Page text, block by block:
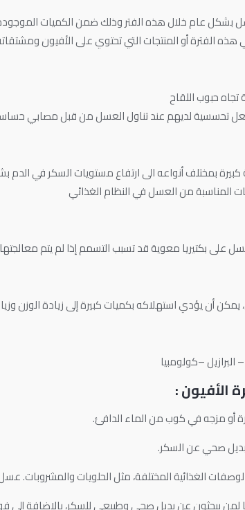
بشكل عام خلال هذه الفتر وذلك ضمن الكميات
الفترة أو المنتجات التي تحتوي على الأفيون
حبوب اللقاح
تحسسية لديهم عند تناول العسل من قبل مصابي
بمختلف أنواعه الى ارتفاع مستويات السكر في
المناسبة من العسل في النظام الغذائي
على بكتيريا معوية قد تسبب التسمم إذا لم يتم
أن يؤدي استهلاكه بكميات كبيرة إلى زيادة الوزن
–كولومبيا
الأفيون :
أو مزجه في كوب من الماء الدافئ.
صحي عن السكر.
الغذائية المختلفة، مثل الحلويات والمشروبات.
لمن يبحثون عن بديل صحي وطبيعي للسكر، بالإضافة إلى